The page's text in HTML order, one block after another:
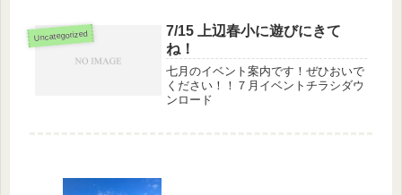
Uncategorized
7/15 上辺春小に遊びにきて
ね！
七月のイベント案内です！ぜひおいで
ください！！７月イベントチラシダウ
ンロード